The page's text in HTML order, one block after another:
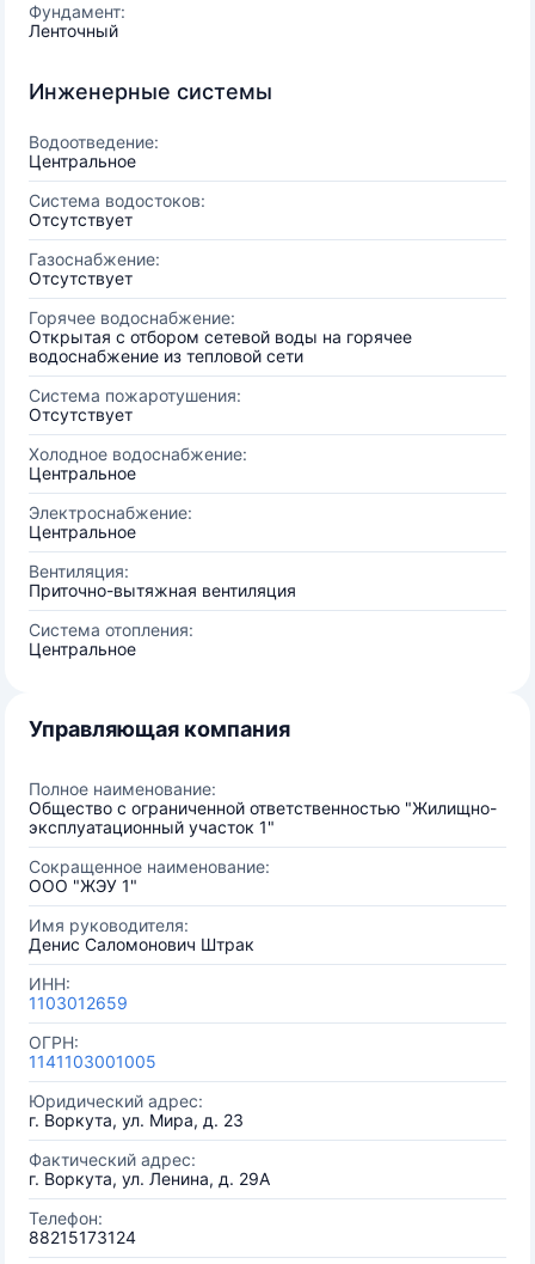
Фундамент:
Ленточный
Инженерные системы
Водоотведение:
Центральное
Система водостоков:
Отсутствует
Газоснабжение:
Отсутствует
Горячее водоснабжение:
Открытая с отбором сетевой воды на горячее
водоснабжение из тепловой сети
Система пожаротушения:
Отсутствует
Холодное водоснабжение:
Центральное
Электроснабжение:
Центральное
Вентиляция:
Приточно-вытяжная вентиляция
Система отопления:
Центральное
Управляющая компания
Полное наименование:
Общество с ограниченной ответственностью "Жилищно-
эксплуатационный участок 1"
Сокращенное наименование:
ООО "ЖЭУ 1"
Имя руководителя:
Денис Саломонович Штрак
ИНН:
1103012659
ОГРН:
1141103001005
Юридический адрес:
г. Воркута, ул. Мира, д. 23
Фактический адрес:
г. Воркута, ул. Ленина, д. 29А
Телефон:
88215173124